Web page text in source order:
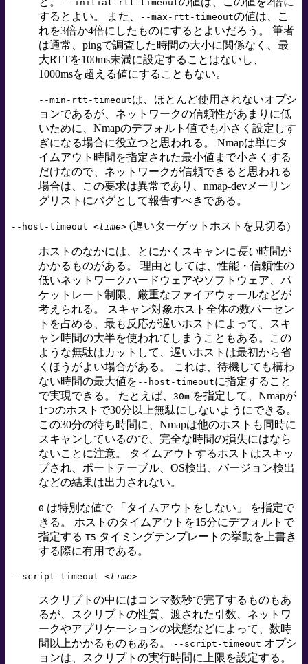
--initial-rtt-timeout
するとよい。 また、
--max-rtt-timeoutの値は、こ
れを3倍か4倍にしたものにするとよいだろう。 筆者
は通常、pingで調査した時間の大小に関係なく、最
大RTTを100ms未満に設定することはないし、
1000msを超える値にすることもない。
--min-rtt-timeoutは、ほとんど使用されないオプシ
ョンであるが、ネットワークの信頼性があまりに低
いために、Nmapのデフォルト値でも小さく設定しす
ぎになる場合に役立つと思われる。 Nmapは単にタ
イムアウト時間を指定された最小値まで小さくする
だけなので、ネットワークが信頼できると思われる
場合は、この要求は異常であり、nmap-devメーリン
グリストにバグとして報告すべきである。
--host-timeout <time> (遅いターゲットホストを見切る)
ホストのなかには、とにかくスキャンに長い時間が
かかるものがある。 理由としては、性能・信頼性の
低いネットワークハードウェアやソフトウェア、パ
ケットレート制限、厳重なファイアウォールなどが
考えられる。 スキャン対象ホスト全体の数パーセン
トを占める、最も反応が遅いホストによって、スキ
ャン時間の大半を使われてしまうこともある。この
ような無駄はカットして、遅いホストは最初から省
くほうがよい場合がある。 これは、待機しても構わ
ない時間の最大値を --host-timeoutに指定すること
で実現できる。 たとえば、 30m を指定して、Nmapが
1つのホストで30分以上無駄にしないようにできる。
この30分の待ち時間に、Nmapは他のホストも同時に
スキャンしているので、完全な時間の損失にはなら
ないことに注意。 タイムアウトするホストはスキッ
プされ、ポートテーブル、OS検出、バージョン検出
などの結果は出力されない。
0 は特別な値で 「 タイムアウトをしない 」
を指定で
きる。 ホストのタイムアウトを15分にデフォルトで
指定する T5 タイミングテンプレートの挙動を上書き
する際に有用である。
--script-timeout <time>
スクリプトの中にはコンマ数秒で完了するものもあ
るが、スクリプトの性質、渡された引数、ネットワ
ークやアプリケーションの状態などによって、数時
間以上かかるものもある。
--script-timeout オプシ
ョンは、スクリプトの実行時間に上限を設定する。